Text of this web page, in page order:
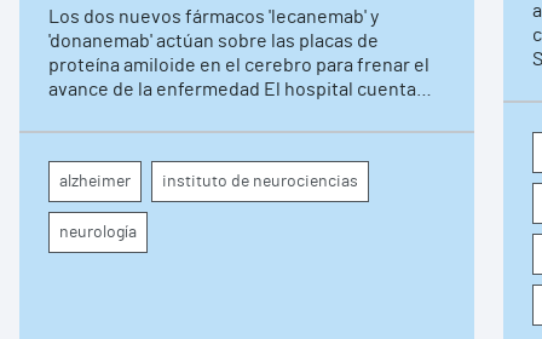
Los dos nuevos fármacos 'lecanemab' y
'donanemab' actúan sobre las placas de
proteína amiloide en el cerebro para frenar el
avance de la enfermedad El hospital cuenta
diagnóstico por imagen para el exhaustivo
seguimiento clínico de cada paciente
alzheimer instituto de neurociencias
neurología